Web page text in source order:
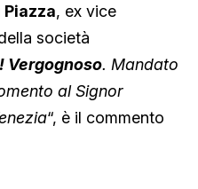
Piazza, ex vice
società
Vergognoso. Mandato
al Signor
“, è il commento